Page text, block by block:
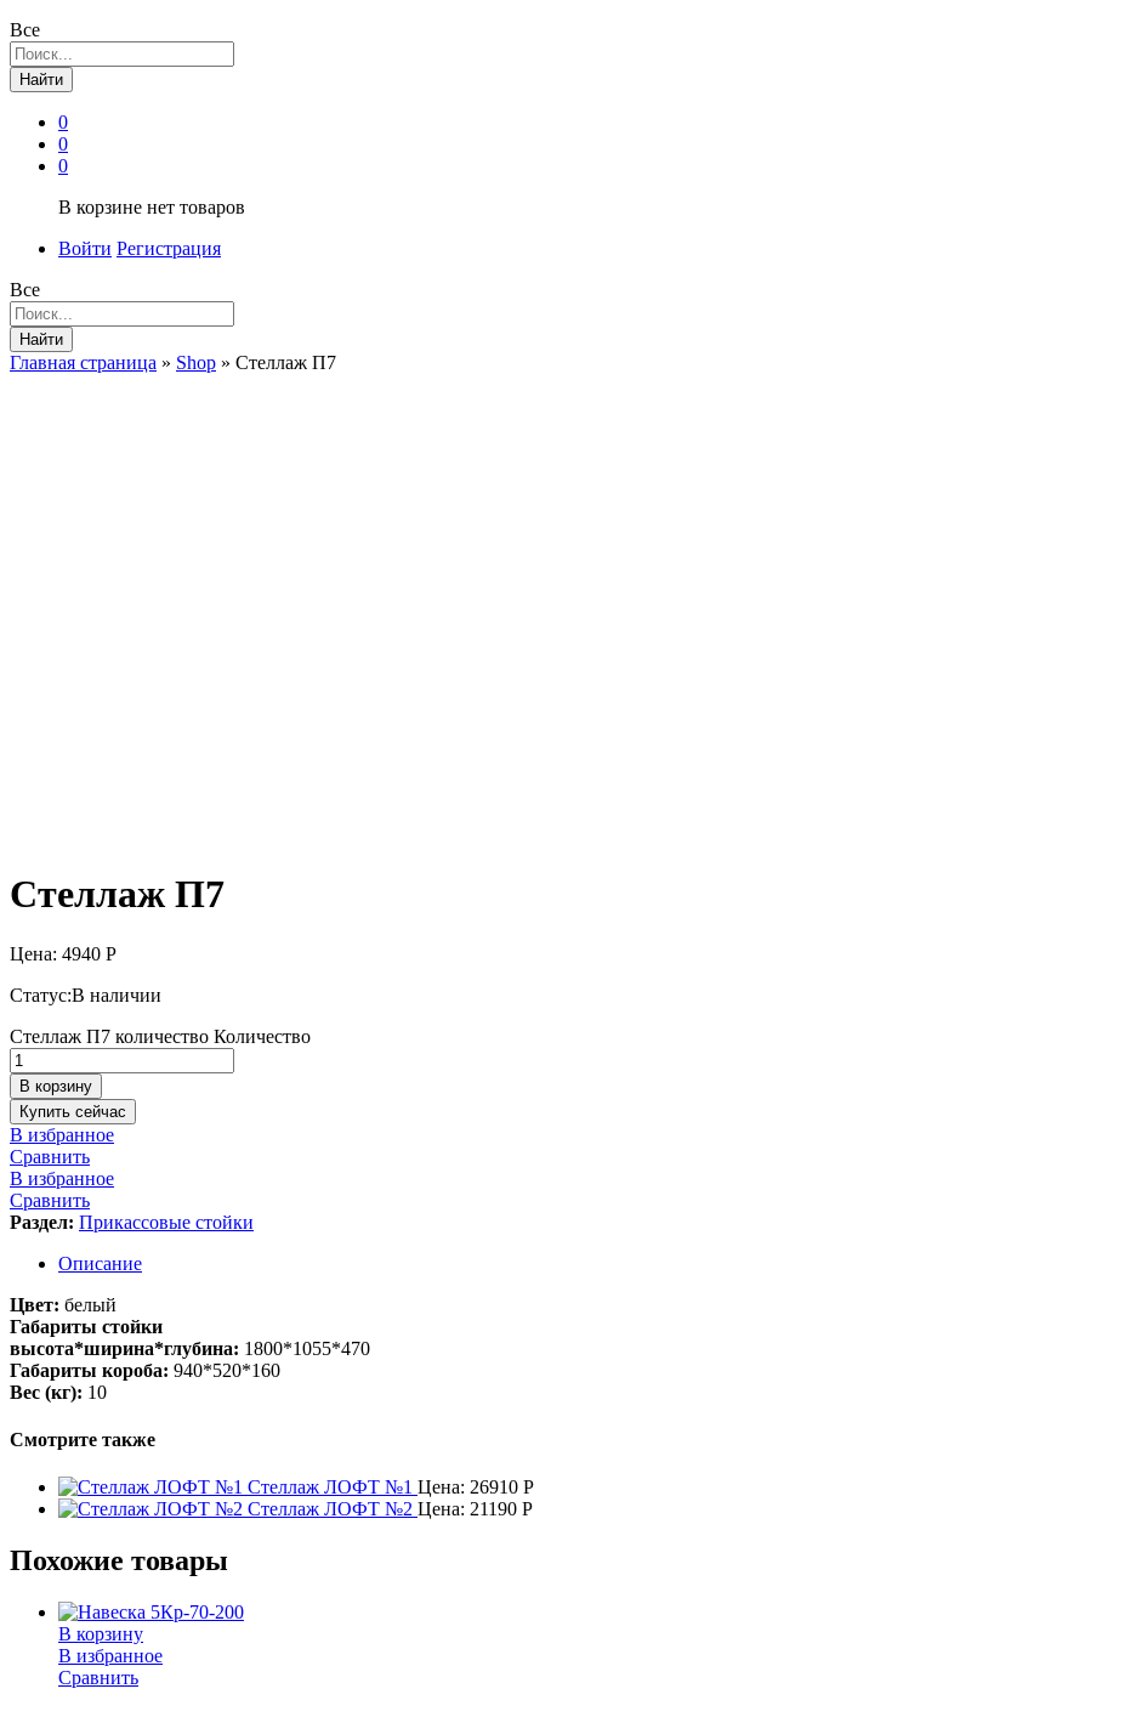
Все
Найти
0
0
0
В корзине нет товаров
Войти Регистрация
Все
Найти
Главная страница » Shop » Стеллаж П7
Стеллаж П7
Цена: 4940 Р
Статус:В наличии
Стеллаж П7 количество Количество
В корзину
Купить сейчас
В избранное
Сравнить
В избранное
Сравнить
Раздел: Прикассовые стойки
Описание
Цвет: белый
Габариты стойки
высота*ширина*глубина: 1800*1055*470
Габариты короба: 940*520*160
Вес (кг): 10
Смотрите также
Стеллаж ЛОФТ №1 Цена: 26910 Р
Стеллаж ЛОФТ №2 Цена: 21190 Р
Похожие товары
В корзину
В избранное
Сравнить